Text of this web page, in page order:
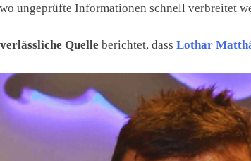
ungeprüfte Informationen schnell verbreitet
Quelle berichtet, dass Lothar